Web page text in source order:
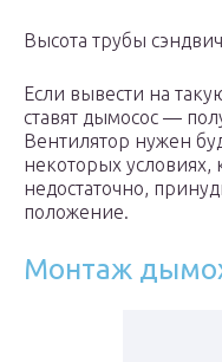
Высота трубы
Если вывести на
ставят дымосос —
Вентилятор нужен
некоторых условиях,
недостаточно,
положение.
Монтаж